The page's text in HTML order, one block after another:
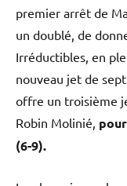
premier arrêt de
un doublé, de
Irréductibles, en
nouveau jet de
offre un troisième
Robin Molinié,
(6-9).